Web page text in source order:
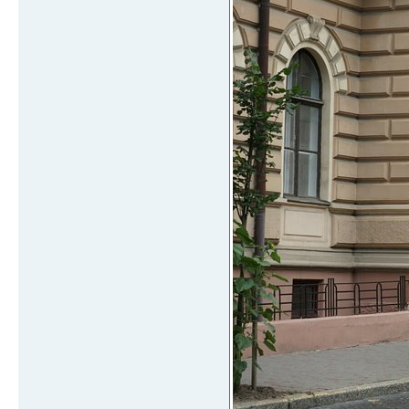
МАН, Богдан
43 №39 площа
ПАЗ 8-10
44 №41
Богдан-069
45 №42
Мерседес
46 №43
ПАЗ,YOOYI